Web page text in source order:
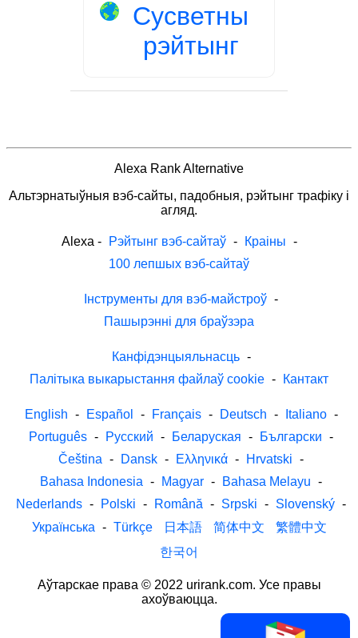
Сусветны
рэйтынг
Alexa Rank Alternative
Альтэрнатыўныя вэб-сайты, падобныя, рэйтынг трафіку і
агляд.
Alexa - Рэйтынг вэб-сайтаў - Краіны -
100 лепшых вэб-сайтаў
Інструменты для вэб-майстроў -
Пашырэнні для браўзэра
Канфідэнцыяльнасць -
Палітыка выкарыстання файлаў cookie - Кантакт
English - Español - Français - Deutsch - Italiano -
Português - Русский - Беларуская - Български -
Čeština - Dansk - Ελληνικά - Hrvatski -
Bahasa Indonesia - Magyar - Bahasa Melayu -
Nederlands - Polski - Română - Srpski - Slovenský -
Українська - Türkçe 日本語 简体中文
繁體中文
한국어
Аўтарскае права © 2022 urirank.com. Усе правы
ахоўваюцца.